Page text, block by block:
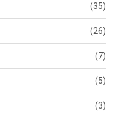
(35)
(26)
(7)
(5)
(3)